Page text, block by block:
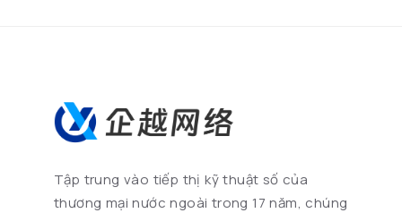
Tập trung vào tiếp thị kỹ thuật số của
thương mại nước ngoài trong 17 năm, chúng